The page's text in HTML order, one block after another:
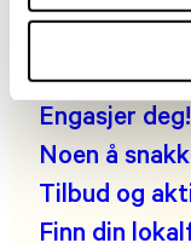
Fakta om
Leve med
Engasjer deg!
Noen å
Tilbud og
Finn din